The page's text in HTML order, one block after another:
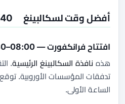
أفضل وقت لسكالبينغ DAX40
افتتاح فرانكفورت — 08:00–09:30 CET
هذه نافذة السكالبينغ الرئيسية.
الساعة الأولى.